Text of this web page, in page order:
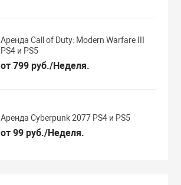
Аренда Call of Duty: Modern Warfare III
PS4 и PS5
от 799 руб./Неделя.
Аренда Cyberpunk 2077 PS4 и PS5
от 99 руб./Неделя.